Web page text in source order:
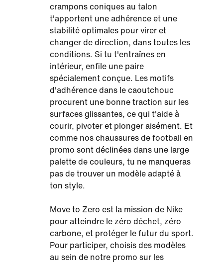
crampons coniques au talon
t'apportent une adhérence et une
stabilité optimales pour virer et
changer de direction, dans toutes les
conditions. Si tu t'entraînes en
intérieur, enfile une paire
spécialement conçue. Les motifs
d'adhérence dans le caoutchouc
procurent une bonne traction sur les
surfaces glissantes, ce qui t'aide à
courir, pivoter et plonger aisément. Et
comme nos chaussures de football en
promo sont déclinées dans une large
palette de couleurs, tu ne manqueras
pas de trouver un modèle adapté à
ton style.
Move to Zero est la mission de Nike
pour atteindre le zéro déchet, zéro
carbone, et protéger le futur du sport.
Pour participer, choisis des modèles
au sein de notre promo sur les